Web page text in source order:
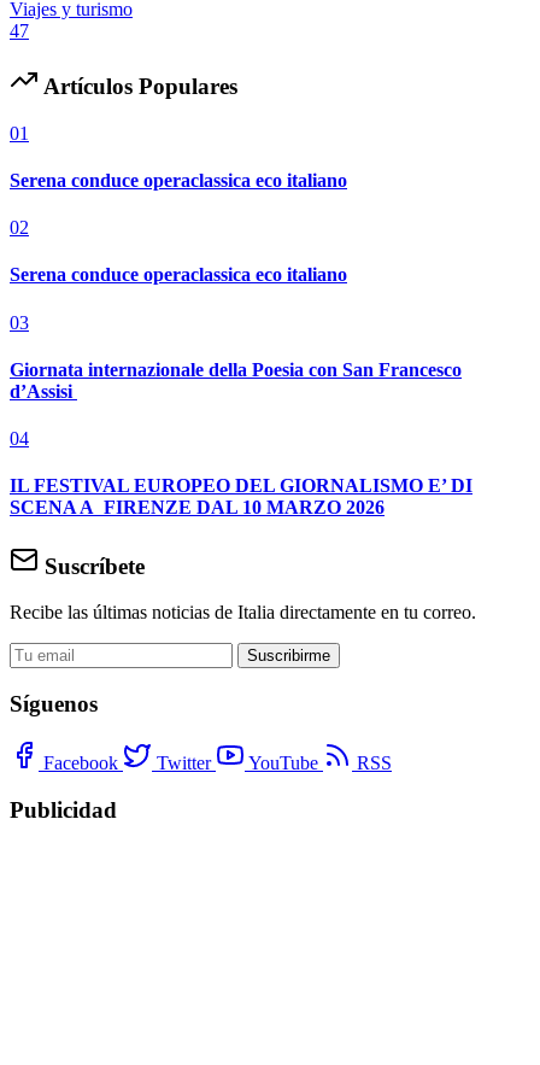
Viajes y turismo
47
Artículos Populares
01
Serena conduce operaclassica eco italiano
02
Serena conduce operaclassica eco italiano
03
Giornata internazionale della Poesia con San Francesco
d’Assisi
04
IL FESTIVAL EUROPEO DEL GIORNALISMO E’ DI
SCENA A FIRENZE DAL 10 MARZO 2026
Suscríbete
Recibe las últimas noticias de Italia directamente en tu correo.
Suscribirme
Síguenos
Facebook Twitter YouTube RSS
Publicidad